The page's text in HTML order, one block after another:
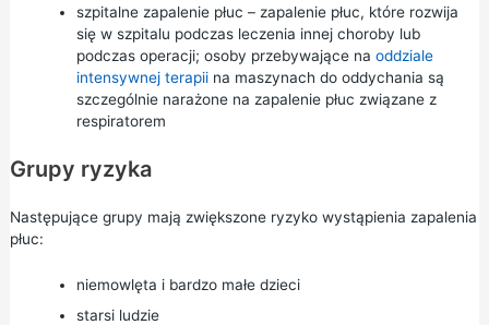
szpitalne zapalenie płuc – zapalenie płuc, które rozwija
się w szpitalu podczas leczenia innej choroby lub
podczas operacji; osoby przebywające na oddziale
intensywnej terapiina maszynach do oddychania są
szczególnie narażone na zapalenie płuc związane z
respiratorem
Grupy ryzyka
Następujące grupy mają zwiększone ryzyko wystąpienia zapalenia
płuc:
niemowlęta i bardzo małe dzieci
starsi ludzie